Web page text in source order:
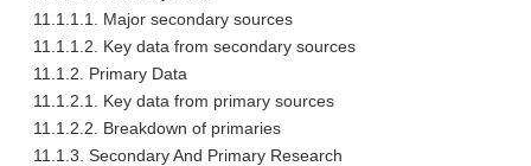
11.1.1.1. Major secondary sources
11.1.1.2. Key data from secondary sources
11.1.2. Primary Data
11.1.2.1. Key data from primary sources
11.1.2.2. Breakdown of primaries
11.1.3. Secondary And Primary Research